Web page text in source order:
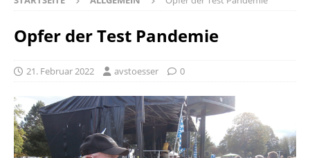
Opfer der Test Pandemie
21. Februar 2022 avstoesser 0